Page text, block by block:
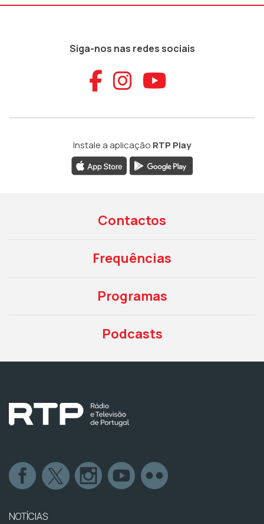
Siga-nos nas redes sociais
Aceder ao
Aceder ao
Aceder
Instale a aplicação RTP Play
Contactos
Frequências
Programas
Podcasts
NOTÍCIAS